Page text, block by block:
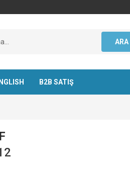
ARA
B2B SATIŞ